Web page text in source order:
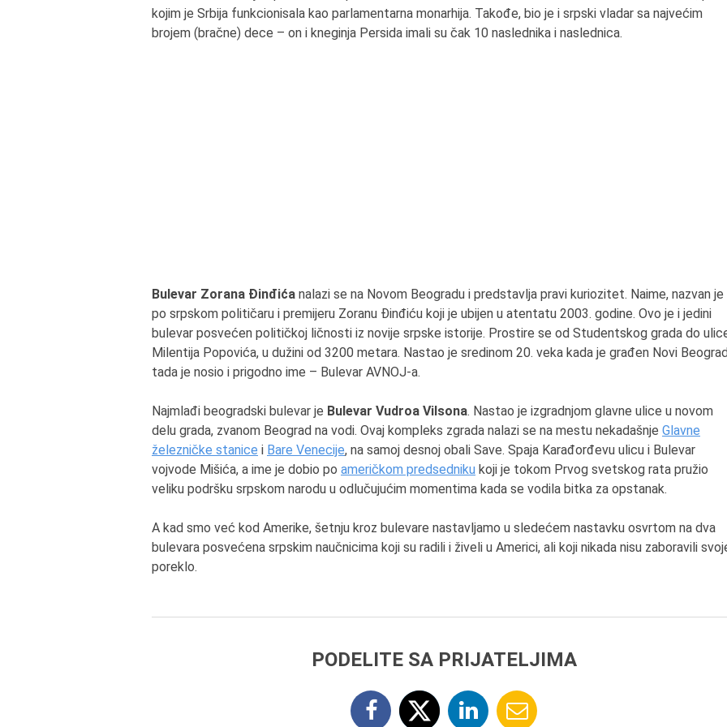
kojim je Srbija funkcionisala kao parlamentarna monarhija. Takođe, bio je i srpski vladar sa najvećim
brojem (bračne) dece – on i kneginja Persida imali su čak 10 naslednika i naslednica.
Bulevar Zorana Đinđića nalazi se na Novom Beogradu i predstavlja pravi kuriozitet. Naime, nazvan je
po srpskom političaru i premijeru Zoranu Đinđiću koji je ubijen u atentatu 2003. godine. Ovo je i jedini
bulevar posvećen političkoj ličnosti iz novije srpske istorije. Prostire se od Studentskog grada do
Milentija Popovića, u dužini od 3200 metara. Nastao je sredinom 20. veka kada je građen Novi
tada je nosio i prigodno ime – Bulevar AVNOJ-a.
Najmlađi beogradski bulevar je Bulevar Vudroa Vilsona. Nastao je izgradnjom glavne ulice u novom
delu grada, zvanom Beograd na vodi. Ovaj kompleks zgrada nalazi se na mestu nekadašnje Glavne
železničke stanice i Bare Venecije, na samoj desnoj obali Save. Spaja Karađorđevu ulicu i Bulevar
vojvode Mišića, a ime je dobio po američkom predsedniku koji je tokom Prvog svetskog rata pružio
veliku podršku srpskom narodu u odlučujućim momentima kada se vodila bitka za opstanak.
A kad smo već kod Amerike, šetnju kroz bulevare nastavljamo u sledećem nastavku osvrtom na dva
bulevara posvećena srpskim naučnicima koji su radili i živeli u Americi, ali koji nikada nisu zaboravili
poreklo.
PODELITE SA PRIJATELJIMA